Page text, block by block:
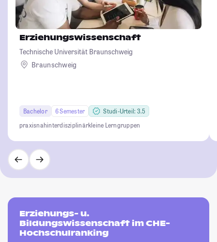
Erziehungswissenschaft
Technische Universität Braunschweig
Braunschweig
Bachelor 6 Semester
Studi-Urteil: 3.5
praxisnahinterdisziplinärkleine Lerngruppen
Erziehungs- u.
Bildungswissenschaft im CHE-
Hochschulranking